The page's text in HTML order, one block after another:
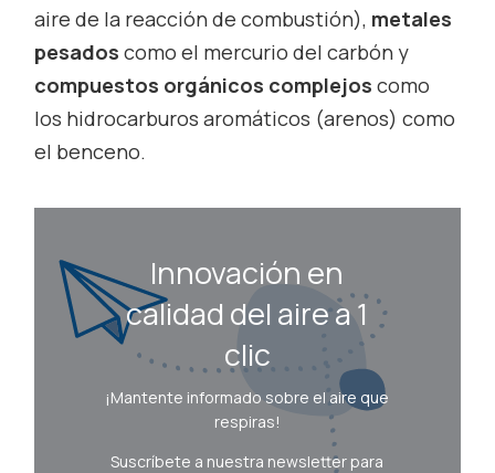
aire de la reacción de combustión), metales
pesados como el mercurio del carbón y
compuestos orgánicos complejoscomo
los hidrocarburos aromáticos (arenos) como
el benceno.
Innovación en
calidad del aire a 1
clic
¡Mantente informado sobre el aire que
respiras!
Suscríbete a nuestra newsletter para